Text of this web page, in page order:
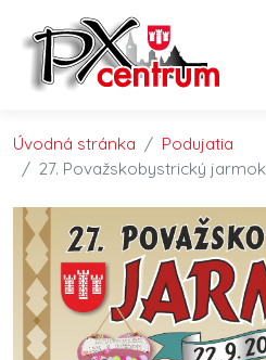
Preskočiť na obsah
Preskočiť na hlavné menu
Úvodná stránka
Podujatia
27. Považskobystrický jarmok